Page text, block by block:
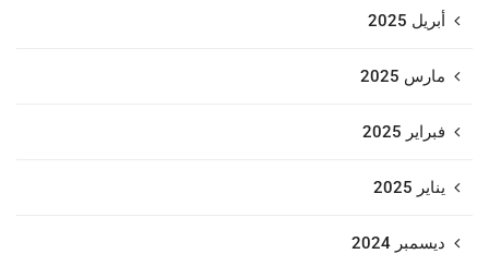
أبريل 2025
مارس 2025
فبراير 2025
يناير 2025
ديسمبر 2024